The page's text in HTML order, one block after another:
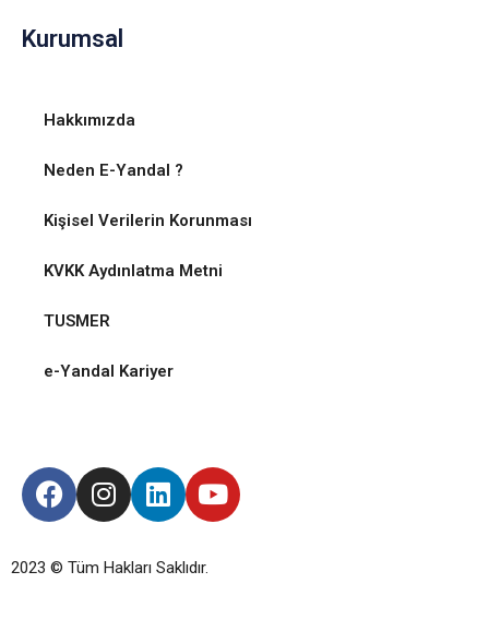
Kurumsal
Hakkımızda
Neden E-Yandal ?
Kişisel Verilerin Korunması
KVKK Aydınlatma Metni
TUSMER
e-Yandal Kariyer
2023 © Tüm Hakları Saklıdır.